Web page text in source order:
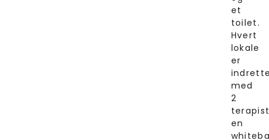
et
toilet.
Hvert
lokale
er
med
2
en